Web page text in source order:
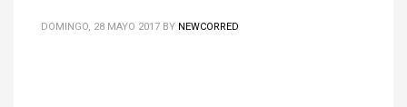
DOMINGO, 28 MAYO 2017 BY NEWCORRED